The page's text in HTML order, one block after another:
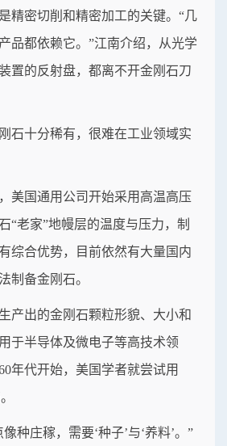
精密切削和精密加工的关键。“几
品都依赖它。”江南介绍，从光学
置的反射盘，都离不开金刚石刀
石十分稀有，很难在工业领域实
美国通用公司开始采用高温高压
“老家”地幔层的温度与压力，制
综合优势，目前依然有大量国内
制备金刚石。
产出的金刚石颗粒形貌、大小和
于半导体及微电子等高技术领
年代开始，美国学者就尝试用
种庄稼，需要‘种子’与‘养料’。”